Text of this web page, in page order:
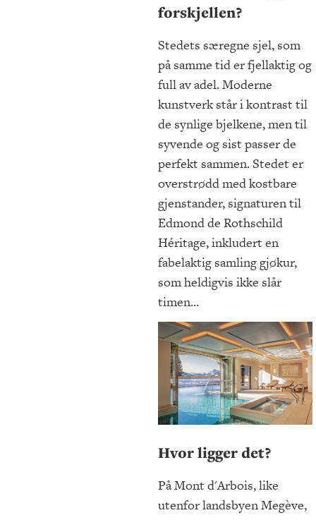
forskjellen?
Stedets særegne sjel, som
på samme tid er fjellaktig og
full av adel. Moderne
kunstverk står i kontrast til
de synlige bjelkene, men til
syvende og sist passer de
perfekt sammen. Stedet er
overstrødd med kostbare
gjenstander, signaturen til
Edmond de Rothschild
Héritage, inkludert en
fabelaktig samling gjøkur,
som heldigvis ikke slår
timen...
Hvor ligger det?
På Mont d'Arbois, like
utenfor landsbyen Megève,